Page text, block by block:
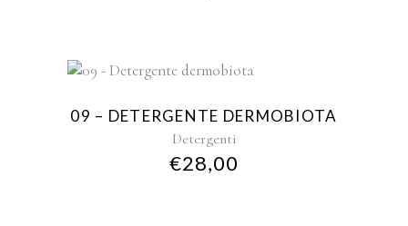
09 – DETERGENTE DERMOBIOTA
Detergenti
€28,00